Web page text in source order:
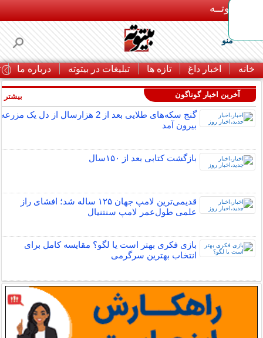
بـیتوتــه
منو
خانه اخبار داغ تازه ها تبلیغات در بیتوته درباره ما
آخرین اخبار گوناگون
گنج سکه‌های طلایی بعد از 2 هزارسال از دل یک مزرعه
بیرون آمد
بازگشت کتابی بعد از ۱۵۰سال
قدیمی‌ترین لامپ جهان ۱۲۵ ساله شد؛ افشای راز
علمی طول‌عمر لامپ سنتنیال
بازی فکری بهتر است یا لگو؟ مقایسه کامل برای
انتخاب بهترین سرگرمی
بیشتر